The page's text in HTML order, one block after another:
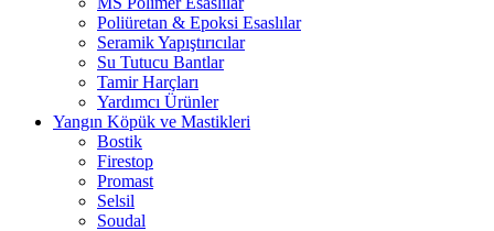
Poliüretan & Epoksi Esaslılar
Seramik Yapıştırıcılar
Su Tutucu Bantlar
Tamir Harçları
Yardımcı Ürünler
Yangın Köpük ve Mastikleri
Bostik
Firestop
Promast
Selsil
Soudal